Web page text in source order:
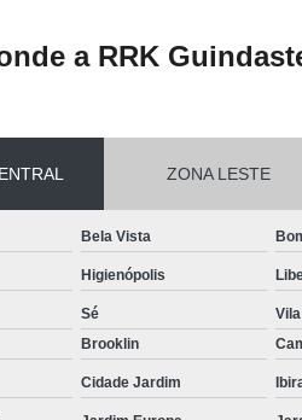
a RRK
ZONA LESTE
Bela Vista
Higienópolis
Sé
Brooklin
Cidade Jardim